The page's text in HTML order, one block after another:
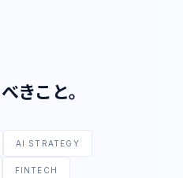
きこと。
AI STRATEGY
FINTECH